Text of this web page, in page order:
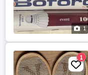
1
1